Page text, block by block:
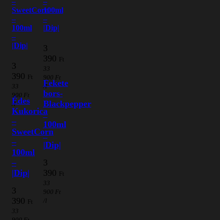
SweetCorn
–
100ml
–
|Dip|
3
390 Ft
33
900 Ft
/l
Édes
Kukorica
–
SweetCorn
–
100ml
–
|Dip|
3
390 Ft
33
100ml
–
|Dip|
3
390 Ft
33
900 Ft
/l
Fekete
bors-
Blackpepper
–
100ml
–
|Dip|
3
390 Ft
33
900 Ft
/l